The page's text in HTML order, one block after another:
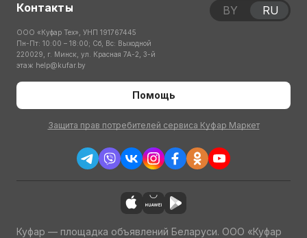
Контакты
ООО «Куфар Тех», УНП 191767445
Пн-Пт: 10:00 – 18:00; Сб, Вс: Выходной
220029, г. Минск, ул. Красная 7А-2, 3-й
этаж help@kufar.by
Помощь
Защита прав потребителей сервиса Куфар Маркет
BY RU
Куфар — площадка объявлений Беларуси. ООО «Куфар